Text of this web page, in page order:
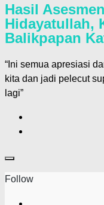
Hasil
Hidayatullah,
Balikpapan
“Ini semua apresiasi
kita dan jadi pelecut
lagi”
Follow